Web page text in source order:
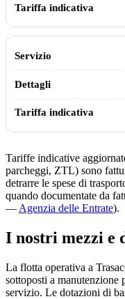
Tariffe indicative
parcheggi, ZTL) sono
detrarre le spese di
quando documentate da
— Agenzia delle Entrate).
I nostri mezzi e
La flotta operativa a
sottoposti a manutenzione
servizio. Le dotazioni di